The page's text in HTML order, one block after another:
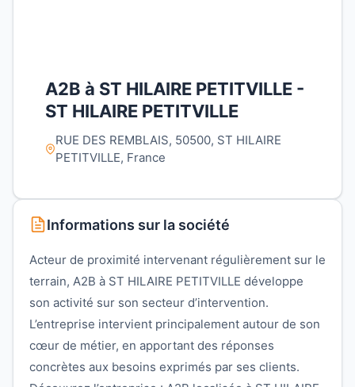
A2B à ST HILAIRE PETITVILLE -
ST HILAIRE PETITVILLE
RUE DES REMBLAIS, 50500, ST HILAIRE
PETITVILLE, France
Informations sur la société
Acteur de proximité intervenant régulièrement sur le
terrain, A2B à ST HILAIRE PETITVILLE développe
son activité sur son secteur d’intervention.
L’entreprise intervient principalement autour de son
cœur de métier, en apportant des réponses
concrètes aux besoins exprimés par ses clients.